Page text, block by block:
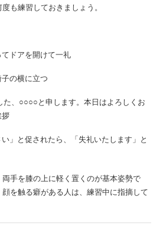
も練習しておきましょう。
てドアを開けて一礼
の横に立つ
た、○○○○と申します。本日はよろしくお
拶
い」と促されたら、「失礼いたします」と
手を膝の上に軽く置くのが基本姿勢で
を触る癖がある人は、練習中に指摘して